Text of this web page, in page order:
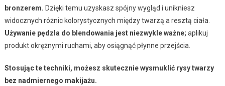
bronzerem. Dzięki temu uzyskasz spójny wygląd i unikniesz
widocznych różnic kolorystycznych między twarzą a resztą ciała.
Używanie pędzla do blendowania jest niezwykle ważne; aplikuj
produkt okrężnymi ruchami, aby osiągnąć płynne przejścia.
Stosując te techniki, możesz skutecznie wysmuklić rysy twarzy
bez nadmiernego makijażu.